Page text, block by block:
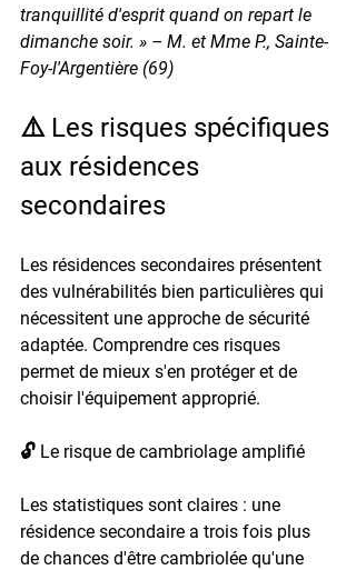
tranquillité d'esprit quand on repart le
dimanche soir. » – M. et Mme P., Sainte-
Foy-l'Argentière (69)
⚠️ Les risques spécifiques
aux résidences
secondaires
Les résidences secondaires présentent
des vulnérabilités bien particulières qui
nécessitent une approche de sécurité
adaptée. Comprendre ces risques
permet de mieux s'en protéger et de
choisir l'équipement approprié.
🔓 Le risque de cambriolage amplifié
Les statistiques sont claires : une
résidence secondaire a trois fois plus
de chances d'être cambriolée qu'une